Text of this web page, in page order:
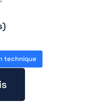
technique